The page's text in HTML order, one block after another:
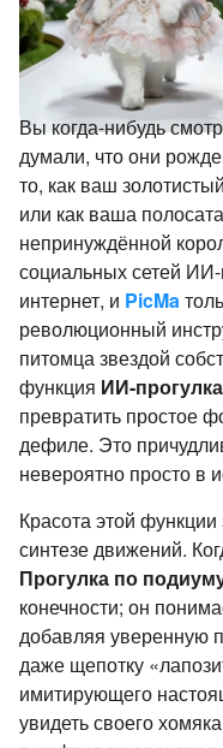
Вы когда-нибудь
думали, что они
то, как ваш
или как ваша
непринуждённой
социальных сетей
интернет, и PicMa
революционный
питомца звездой
функция ИИ-
превратить простое
дефиле. Это
невероятно просто в
Красота этой
синтезе движений.
Прогулка по
конечности; он
добавляя уверенную
даже щепотку
имитирующего
увидеть своего